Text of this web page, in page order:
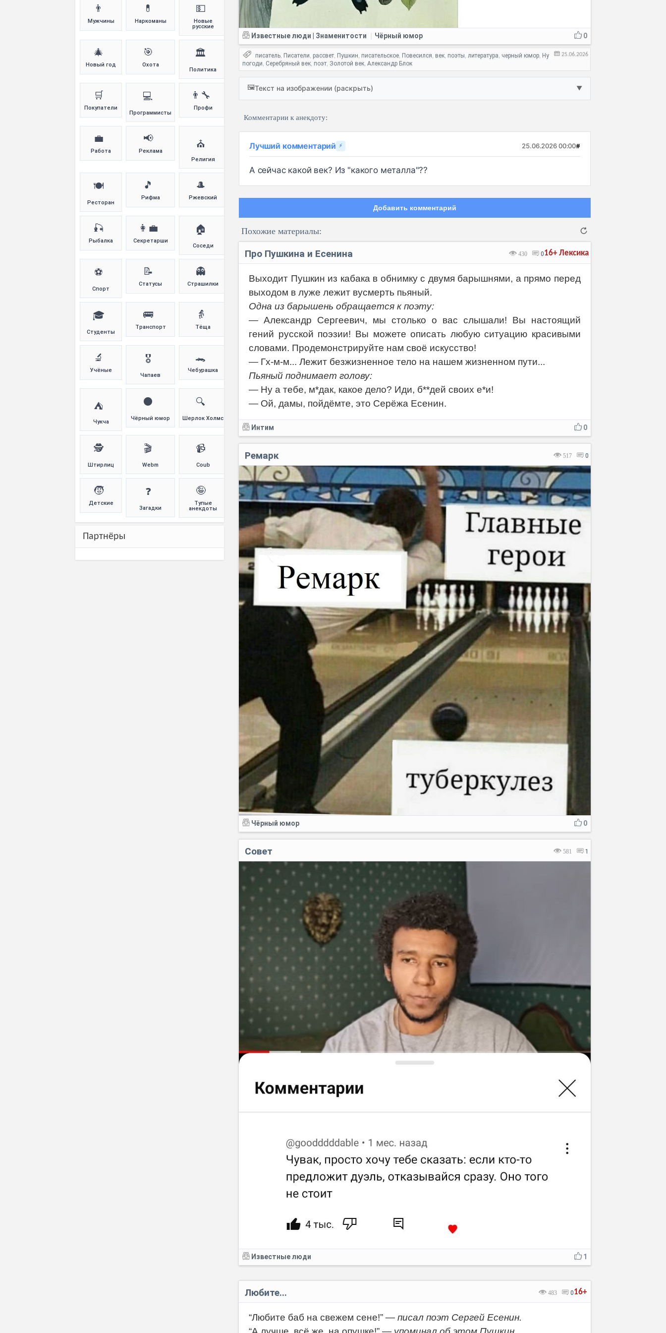
0
Известные люди | Знаменитости Чёрный юмор
25.06.2026
писатель, Писатели, рассвет, Пушкин, писательское, Повесился, век, поэты, литература, черный юмор, Ну
погоди, Серебряный век, поэт, Золотой век, Александр Блок
🖼️Текст на изображении (раскрыть) ▼
Комментарии к анекдоту:
Лучший комментарий ⚡ 25.06.2026 00:00#
А сейчас какой век? Из "какого металла"??
Добавить комментарий
Похожие материалы:
Лексика
16+
430 0
Про Пушкина и Есенина
Выходит Пушкин из кабака в обнимку с двумя барышнями, а прямо перед
выходом в луже лежит вусмерть пьяный.
Одна из барышень обращается к поэту:
— Александр Сергеевич, мы столько о вас слышали! Вы настоящий
гений русской поэзии! Вы можете описать любую ситуацию красивыми
словами. Продемонстрируйте нам своё искусство!
— Гх-м-м... Лежит безжизненное тело на нашем жизненном пути...
Пьяный поднимает голову:
— Ну а тебе, м*дак, какое дело? Иди, б**дей своих е*и!
— Ой, дамы, пойдёмте, это Серёжа Есенин.
0
Интим
517 0
Ремарк
0
Чёрный юмор
581 1
Совет
1
Известные люди
16+
483 0
Любите...
“Любите баб на свежем сене!” — писал поэт Сергей Есенин.
👨
Мужчины
💊
Наркоманы
💵
Новые
русские
🎄
Новый год
🎯
Охота
🏛️
Политика
🛒
Покупатели
💻
Программисты
👨‍🔧
Профи
💼
Работа
📢
Реклама
⛪
Религия
🍽️
Ресторан
🎵
Рифма
🎩
Ржевский
🎣
Рыбалка
👩‍💼
Секретарши
🏠
Соседи
⚽
Спорт
📝
Статусы
👻
Страшилки
🎓
Студенты
🚌
Транспорт
👵
Тёща
🔬
Учёные
🎖️
Чапаев
🐊
Чебурашка
⛺
Чукча
⚫
Чёрный юмор
🔍
Шерлок Холмс
🕵️
Штирлиц
🎬
Webm
📹
Coub
🧒
Детские
❓
Загадки
🤪
Тупые
анекдоты
Партнёры